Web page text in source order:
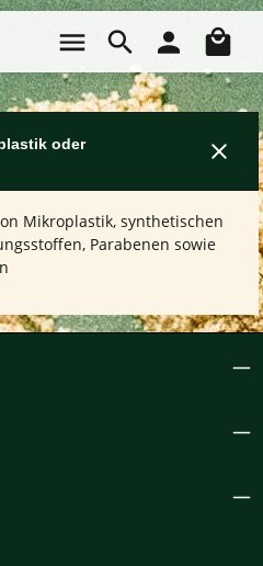
oder
Mikroplastik, synthetischen
Parabenen sowie